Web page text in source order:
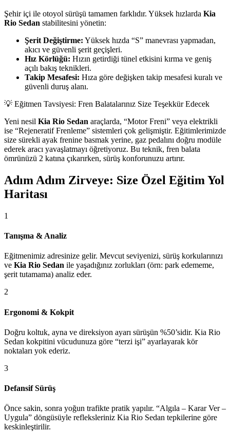
Şehir içi ile otoyol sürüşü tamamen farklıdır. Yüksek hızlarda Kia
Rio Sedan stabilitesini yönetin:
Şerit Değiştirme: Yüksek hızda “S” manevrası yapmadan,
akıcı ve güvenli şerit geçişleri.
Hız Körlüğü: Hızın getirdiği tünel etkisini kırma ve geniş
açılı bakış teknikleri.
Takip Mesafesi: Hıza göre değişken takip mesafesi kuralı ve
güvenli duruş alanı.
💡 Eğitmen Tavsiyesi: Fren Balatalarınız Size Teşekkür Edecek
Yeni nesil Kia Rio Sedan araçlarda, “Motor Freni” veya elektrikli
ise “Rejeneratif Frenleme” sistemleri çok gelişmiştir. Eğitimlerimizde
size sürekli ayak frenine basmak yerine, gaz pedalını doğru modüle
ederek aracı yavaşlatmayı öğretiyoruz. Bu teknik, fren balata
ömrünüzü 2 katına çıkarırken, sürüş konforunuzu artırır.
Adım Adım Zirveye: Size Özel Eğitim Yol
Haritası
1
Tanışma & Analiz
Eğitmenimiz adresinize gelir. Mevcut seviyenizi, sürüş korkularınızı
ve Kia Rio Sedan ile yaşadığınız zorlukları (örn: park edememe,
şerit tutamama) analiz eder.
2
Ergonomi & Kokpit
Doğru koltuk, ayna ve direksiyon ayarı sürüşün %50’sidir. Kia Rio
Sedan kokpitini vücudunuza göre “terzi işi” ayarlayarak kör
noktaları yok ederiz.
3
Defansif Sürüş
Önce sakin, sonra yoğun trafikte pratik yapılır. “Algıla – Karar Ver –
Uygula” döngüsüyle refleksleriniz Kia Rio Sedan tepkilerine göre
keskinleştirilir.